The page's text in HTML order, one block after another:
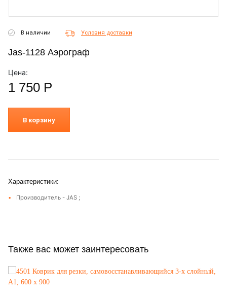
В наличии Условия доставки
Jas-1128 Аэрограф
Цена:
1 750 Р
В корзину
Характеристики:
Производитель - JAS ;
Также вас может заинтересовать